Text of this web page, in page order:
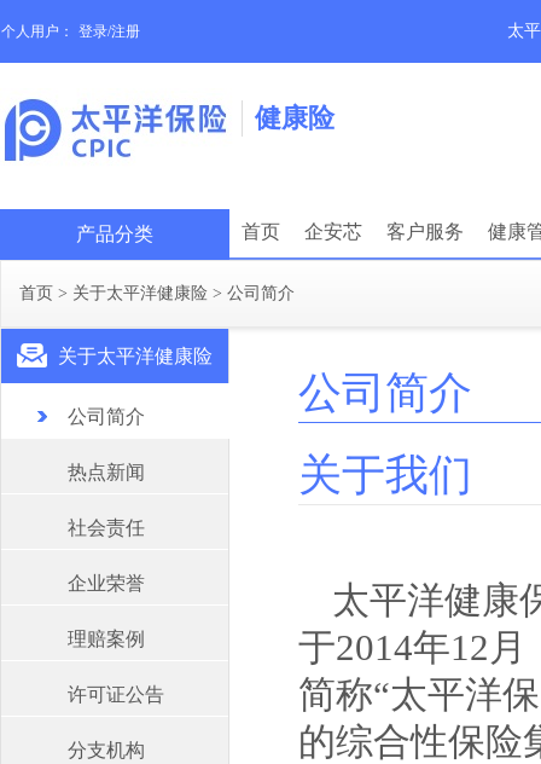
个人用户： 登录/注册 太
健康险
产品分类 首页 企安芯 客户服务 健康
首页 > 关于太平洋健康险 > 公司简介
关于太平洋健康险
公司简介
热点新闻
社会责任
企业荣誉
理赔案例
许可证公告
分支机构
公司简介
关于我们
太平洋健康
于2014年12
简称“太平洋
的综合性保险